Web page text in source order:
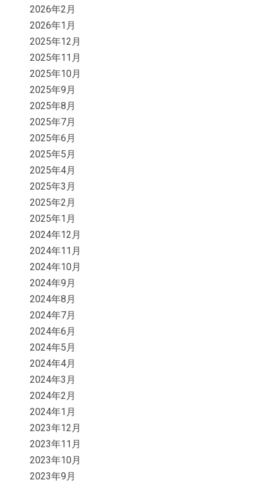
2026年2月
2026年1月
2025年12月
2025年11月
2025年10月
2025年9月
2025年8月
2025年7月
2025年6月
2025年5月
2025年4月
2025年3月
2025年2月
2025年1月
2024年12月
2024年11月
2024年10月
2024年9月
2024年8月
2024年7月
2024年6月
2024年5月
2024年4月
2024年3月
2024年2月
2024年1月
2023年12月
2023年11月
2023年10月
2023年9月